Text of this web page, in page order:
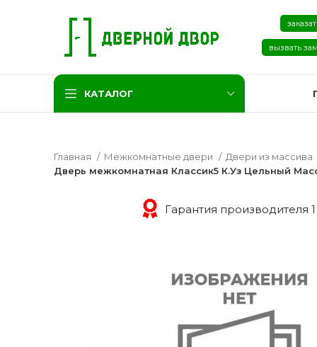
вызвать
КАТАЛОГ
180
Главная Межкомнатные двери Двери из массива
Дверь межкомнатная Классик5 К.Уз Цельный
Гарантия производителя